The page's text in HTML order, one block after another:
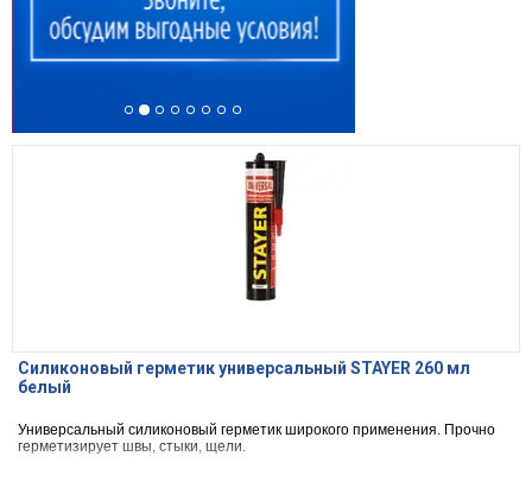
Силиконовый герметик универсальный STAYER 260 мл
белый
Универсальный силиконовый герметик широкого применения. Прочно
герметизирует швы, стыки, щели.